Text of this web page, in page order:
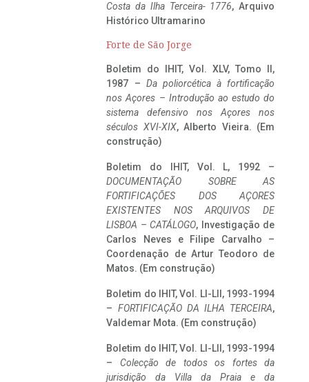
Costa da Ilha Terceira- 1776, Arquivo
Histórico Ultramarino
Forte de São Jorge
Boletim do IHIT, Vol. XLV, Tomo II,
1987 – Da poliorcética à fortificação
nos Açores – Introdução ao estudo do
sistema defensivo nos Açores nos
séculos XVI-XIX, Alberto Vieira. (Em
construção)
Boletim do IHIT, Vol. L, 1992 –
DOCUMENTAÇÃO SOBRE AS
FORTIFICAÇÕES DOS AÇORES
EXISTENTES NOS ARQUIVOS DE
LISBOA – CATÁLOGO, Investigação de
Carlos Neves e Filipe Carvalho –
Coordenação de Artur Teodoro de
Matos. (Em construção)
Boletim do IHIT, Vol. LI-LII, 1993-1994
– FORTIFICAÇÃO DA ILHA TERCEIRA,
Valdemar Mota. (Em construção)
Boletim do IHIT, Vol. LI-LII, 1993-1994
– Colecção de todos os fortes da
jurisdição da Villa da Praia e da